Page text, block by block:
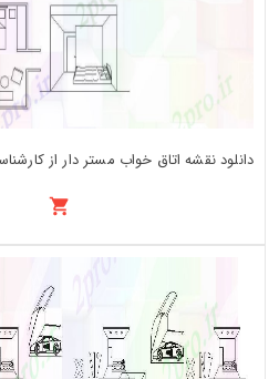
دانلود نقشه اتاق خواب مستر دار از